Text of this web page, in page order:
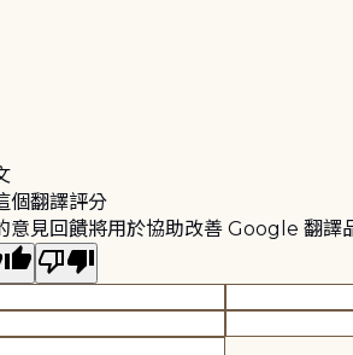
個翻譯評分
意見回饋將用於協助改善 Google 翻譯